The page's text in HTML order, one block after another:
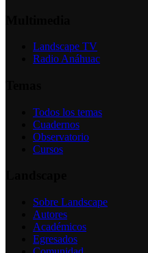
Landscape TV
Radio Anáhuac
Todos los temas
Cuadernos
Observatorio
Cursos
Sobre Landscape
Autores
Académicos
Egresados